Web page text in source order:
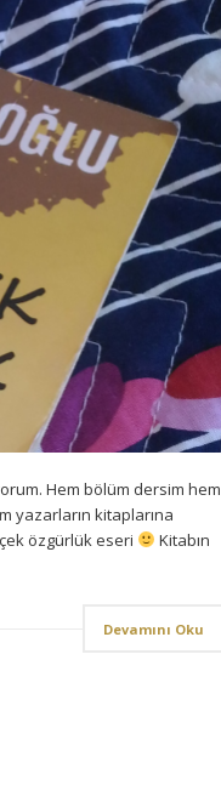
Hem bölüm dersim hem
yazarların kitaplarına
özgürlük eseri
Kitabın
Devamını Oku